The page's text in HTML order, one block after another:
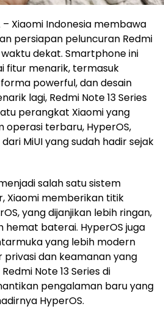
– Xiaomi Indonesia membawa
persiapan peluncuran Redmi
waktu dekat. Smartphone ini
fitur menarik, termasuk
powerful, dan desain
lagi, Redmi Note 13 Series
perangkat Xiaomi yang
operasi terbaru, HyperOS,
MiUI yang sudah hadir sejak
salah satu sistem
Xiaomi memberikan titik
yang dijanjikan lebih ringan,
hemat baterai. HyperOS juga
yang lebih modern
dan keamanan yang
Note 13 Series di
pengalaman baru yang
HyperOS.